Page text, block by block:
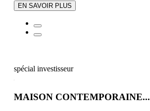
EN SAVOIR PLUS
spécial investisseur
MAISON CONTEMPORAINE...